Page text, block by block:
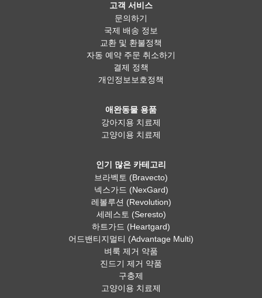
고객 서비스
문의하기
국제 배송 정보
교환 및 환불정책
자동 예약 주문 취소하기
결제 정책
개인정보보호정책
애완동물 용품
강아지용 치료제
고양이용 치료제
인기 많은 카테고리
브라벡토 (Bravecto)
넥스가드 (NexGard)
레볼루션 (Revolution)
세레스토 (Seresto)
하트가드 (Heartgard)
어드밴티지멀티 (Advantage Multi)
벼룩 제거 약품
진드기 제거 약품
구충제
고양이용 치료제